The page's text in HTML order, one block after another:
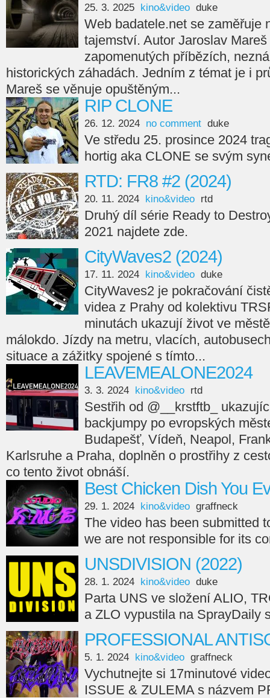
25. 3. 2025 kino&video duke
Web badatele.net se zaměřuje
tajemství. Autor Jaroslav
zapomenutých příbězích,
historických záhadách. Jedním z témat je i
Mareš se věnuje opuštěným...
RIP CLONE
26. 12. 2024 no comment duke
Ve středu 25. prosince 2024
hortig aka CLONE se svým
RTD: FR8 #2 (2024)
20. 11. 2024 kino&video rtd
Druhý díl série Ready to
2021 najdete zde.
CityWaves2 (2024)
17. 11. 2024 kino&video duke
CityWaves2 je pokračování
videa z Prahy od kolektivu
minutách ukazují život ve
málokdo. Jízdy na metru, vlacích,
situace a zážitky spojené s tímto...
LEAVEMEALONE2024
3. 3. 2024 kino&video rtd
Sestřih od @__krstftb_
backjumpy po evropských
Budapešť, Vídeň, Neapol,
Karlsruhe a Praha, doplněn o prostřihy z
co tento život obnáší.
Best Chicken Dish You
29. 1. 2024 kino&video graffneck
The video has been submitted
we are not responsible for its
UNSDIVISION (2022)
28. 1. 2024 kino&video duke
Parta UNS ve složení ALIO,
a ZLO vypustila na SprayDaily
PROFESSIONAL
5. 1. 2024 kino&video graffneck
Vychutnejte si 17minutové
ISSUE & ZULEMA s názvem